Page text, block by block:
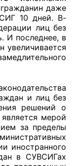
даже
10 дней. В-
лиц без
И последнее, в
увеличивается
и лиц без
решений о
мерой
за пределы
иностранного
в СУВСИГах